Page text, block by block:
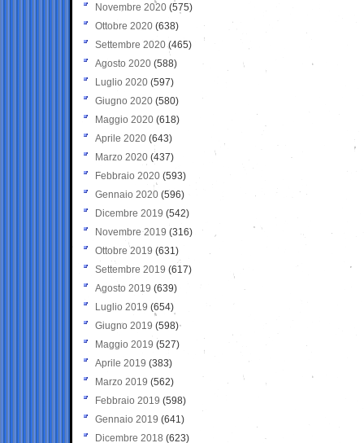
Novembre 2020 (575)
Ottobre 2020 (638)
Settembre 2020(465)
Agosto 2020 (588)
Luglio 2020 (597)
Giugno 2020 (580)
Maggio 2020 (618)
Aprile 2020 (643)
Marzo 2020 (437)
Febbraio 2020 (593)
Gennaio 2020 (596)
Dicembre 2019 (542)
Novembre 2019 (316)
Ottobre 2019 (631)
Settembre 2019 (617)
Agosto 2019 (639)
Luglio 2019 (654)
Giugno 2019 (598)
Maggio 2019 (527)
Aprile 2019 (383)
Marzo 2019 (562)
Febbraio 2019 (598)
Gennaio 2019 (641)
Dicembre 2018 (623)